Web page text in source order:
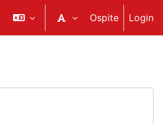
Ospite Login